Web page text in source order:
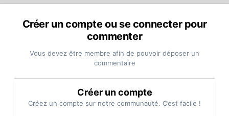
Créer un compte ou se connecter pour
commenter
Vous devez être membre afin de pouvoir déposer un
commentaire
Créer un compte
Créez un compte sur notre communauté. C’est facile !